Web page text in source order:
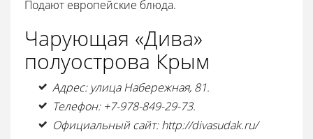
Подают европейские блюда.
Чарующая «Дива»
полуострова Крым
Адрес: улица Набережная, 81.
Телефон: +7-978-849-29-73.
Официальный сайт: http://divasudak.ru/